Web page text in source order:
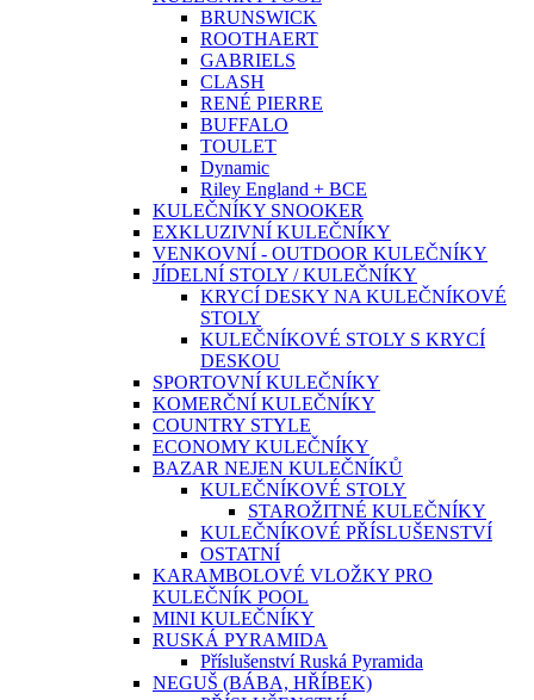
BRUNSWICK
ROOTHAERT
GABRIELS
CLASH
RENÉ PIERRE
BUFFALO
TOULET
Dynamic
Riley England + BCE
KULEČNÍKY SNOOKER
EXKLUZIVNÍ KULEČNÍKY
VENKOVNÍ - OUTDOOR KULEČNÍKY
JÍDELNÍ STOLY / KULEČNÍKY
KRYCÍ DESKY NA KULEČNÍKOVÉ
STOLY
KULEČNÍKOVÉ STOLY S KRYCÍ
DESKOU
SPORTOVNÍ KULEČNÍKY
KOMERČNÍ KULEČNÍKY
COUNTRY STYLE
ECONOMY KULEČNÍKY
BAZAR NEJEN KULEČNÍKŮ
KULEČNÍKOVÉ STOLY
STAROŽITNÉ KULEČNÍKY
KULEČNÍKOVÉ PŘÍSLUŠENSTVÍ
OSTATNÍ
KARAMBOLOVÉ VLOŽKY PRO
KULEČNÍK POOL
MINI KULEČNÍKY
RUSKÁ PYRAMIDA
Příslušenství Ruská Pyramida
NEGUŠ (BÁBA, HŘÍBEK)